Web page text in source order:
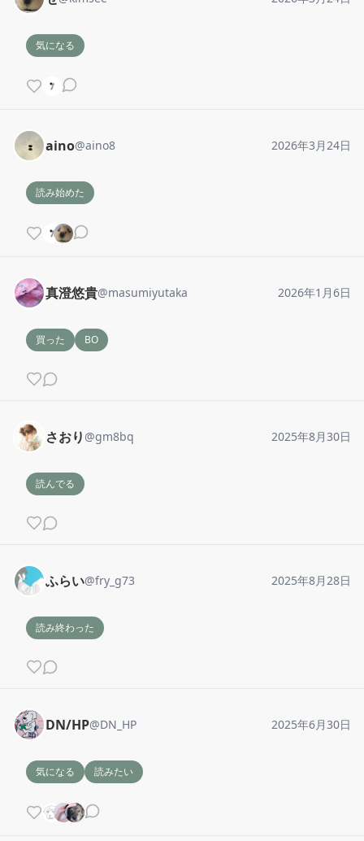
気になる
aino@aino8 2026年3月24日
読み始めた
真澄悠貴@masumiyutaka 2026年1月6日
買った BO
さおり @gm8bq 2025年8月30日
読んでる
ふらい@fry_g73 2025年8月28日
読み終わった
DN/HP@DN_HP 2025年6月30日
気になる 読みたい